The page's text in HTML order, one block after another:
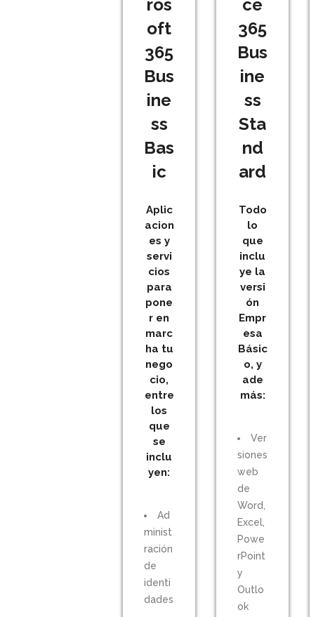
ros
oft
365
Bus
ine
ss
Bas
ic
Aplic
acion
es y
servi
cios
para
pone
r en
marc
ha tu
nego
cio,
entre
los
que
se
inclu
yen:
Ad
minist
ración
de
identi
dades
ce
365
Bus
ine
ss
Sta
nd
ard
Todo
lo
que
inclu
ye la
versi
ón
Empr
esa
Básic
o, y
ade
más:
Ver
siones
web
de
Word,
Excel,
Powe
rPoint
y
Outlo
ok